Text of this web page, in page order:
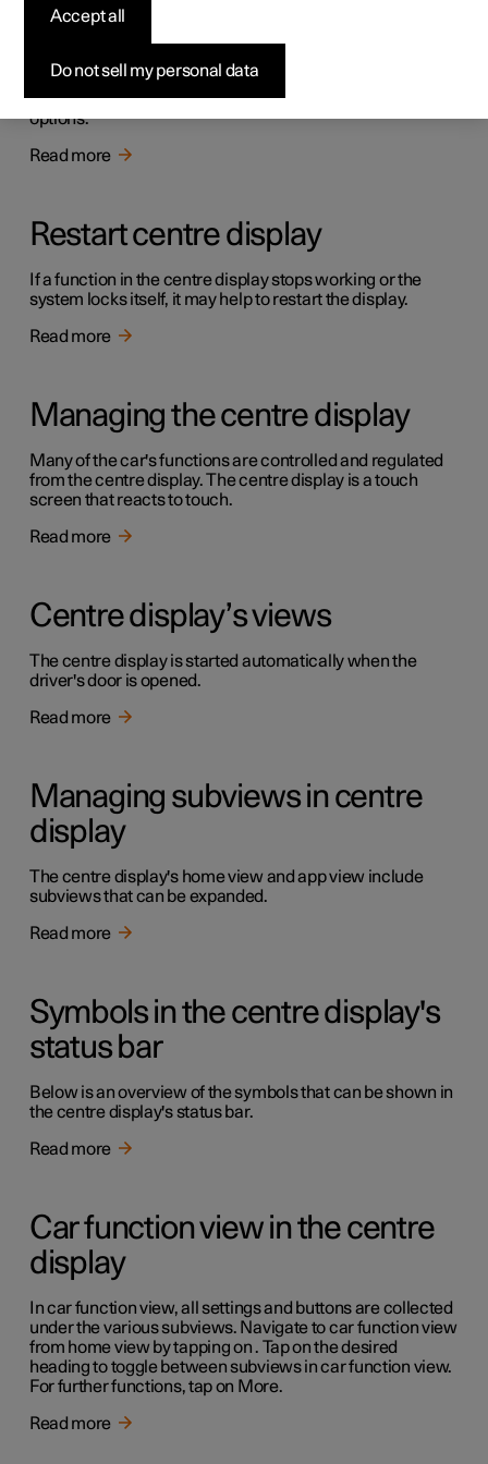
Overview of centre display
Many of the car's functions are controlled from the centre
display. Presented here is the centre display and its
options.
Read more
Restart centre display
If a function in the centre display stops working or the
system locks itself, it may help to restart the display.
Read more
Managing the centre display
Many of the car's functions are controlled and regulated
from the centre display. The centre display is a touch
screen that reacts to touch.
Read more
Centre display’s views
The centre display is started automatically when the
driver's door is opened.
Read more
Managing subviews in centre
display
The centre display's home view and app view include
subviews that can be expanded.
Read more
Symbols in the centre display's
status bar
Below is an overview of the symbols that can be shown in
the centre display's status bar.
Read more
Car function view in the centre
display
In car function view, all settings and buttons are collected
under the various subviews. Navigate to car function view
from home view by tapping on . Tap on the desired
heading to toggle between subviews in car function view.
For further functions, tap on More.
Read more
Do not sell my personal data
Accept all